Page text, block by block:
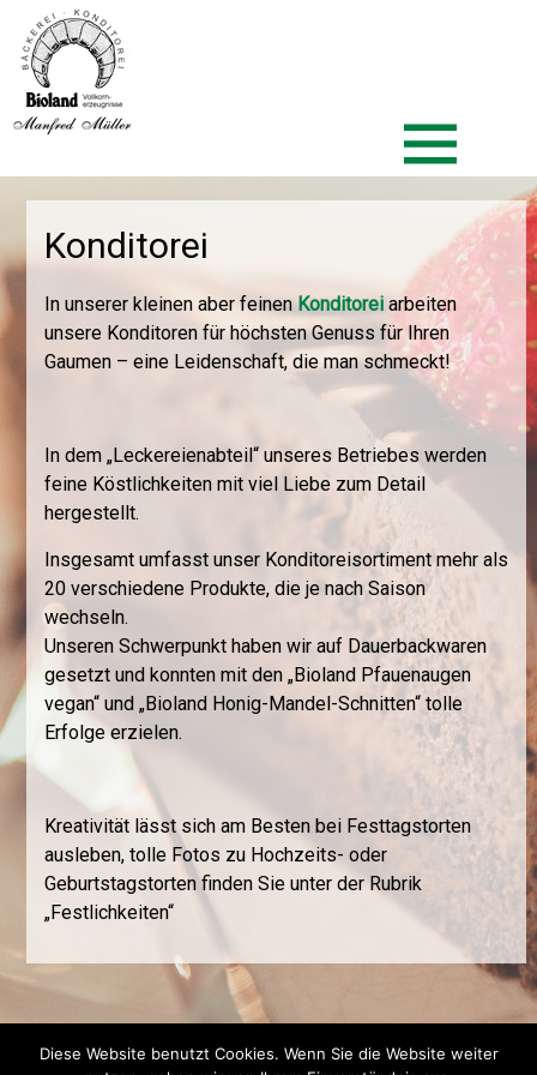
Biolandbäcker Müller
Zum
springen
Konditorei
In unserer kleinen aber feinenKonditorei arbeiten
unsere Konditoren für höchsten Genuss für Ihren
Gaumen – eine Leidenschaft, die man schmeckt!
In dem „Leckereienabteil“ unseres Betriebes werden
feine Köstlichkeiten mit viel Liebe zum Detail
hergestellt.
Insgesamt umfasst unser Konditoreisortiment mehr als
20 verschiedene Produkte, die je nach Saison
wechseln.
Unseren Schwerpunkt haben wir auf Dauerbackwaren
gesetzt und konnten mit den „Bioland Pfauenaugen
vegan“ und „Bioland Honig-Mandel-Schnitten“ tolle
Erfolge erzielen.
Kreativität lässt sich am Besten bei Festtagstorten
ausleben, tolle Fotos zu Hochzeits- oder
Geburtstagstorten finden Sie unter der Rubrik
„Festlichkeiten“
Diese Website benutzt Cookies. Wenn Sie die Website weiter